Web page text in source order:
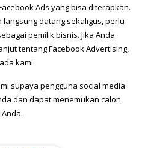
Ads yang bisa diterapkan.
datang sekaligus, perlu
pemilik bisnis. Jika Anda
tentang Facebook Advertising,
kami.
supaya pengguna social media
dan dapat menemukan calon